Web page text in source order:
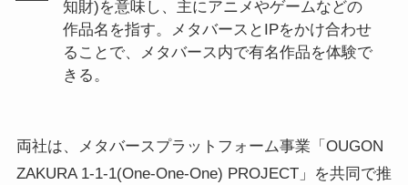
知財)を意味し、主にアニメやゲームなどの
作品名を指す。メタバースとIPをかけ合わせ
ることで、メタバース内で有名作品を体験で
きる。
両社は、メタバースプラットフォーム事業「OUGON
ZAKURA 1-1-1(One-One-One) PROJECT」を共同で推